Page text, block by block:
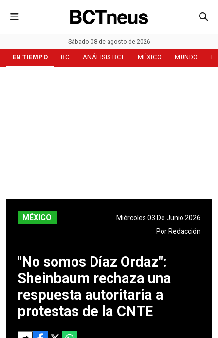
Sábado 08 de agosto de 2026
EN TIEMPO BC ANÁLISIS BCT MÉXICO MUNDO
MÉXICO
Miércoles 03 De Junio 2026
Por Redacción
"No somos Díaz Ordaz":
Sheinbaum rechaza una
respuesta autoritaria a
protestas de la CNTE